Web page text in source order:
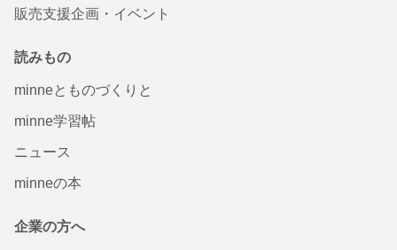
販売支援企画・イベント
読みもの
minneとものづくりと
minne学習帖
ニュース
minneの本
企業の方へ